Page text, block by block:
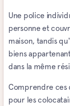
Une police
personne et
maison, tandis
biens
dans la même
Comprendre
pour les